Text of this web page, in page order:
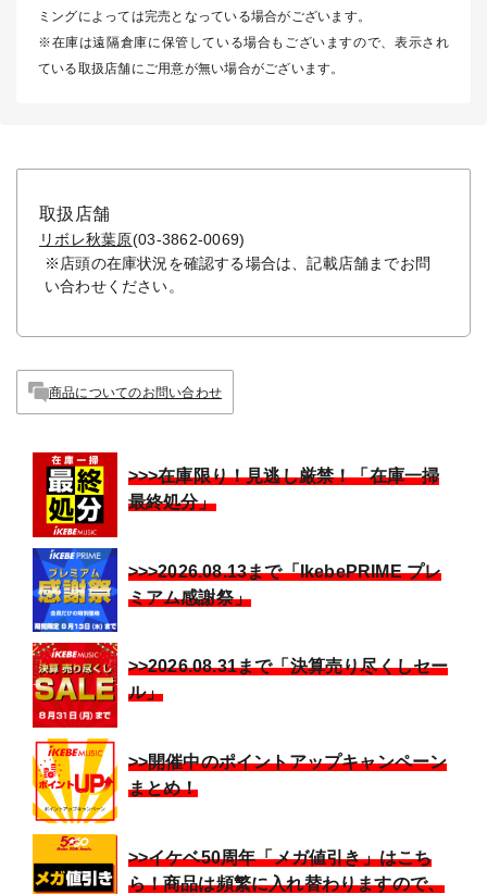
ミングによっては完売となっている場合がございます。
※在庫は遠隔倉庫に保管している場合もございますので、表示され
ている取扱店舗にご用意が無い場合がございます。
取扱店舗
リボレ秋葉原(03-3862-0069)
※店頭の在庫状況を確認する場合は、記載店舗までお問
い合わせください。
商品についてのお問い合わせ
>>>在庫限り！見逃し厳禁！「在庫一掃
最終処分」
>>>2026.08.13まで「IkebePRIME プレ
ミアム感謝祭」
>>2026.08.31まで「決算売り尽くしセー
ル」
>>開催中のポイントアップキャンペーン
まとめ！
>>イケベ50周年「メガ値引き」はこち
ら！商品は頻繁に入れ替わりますので、